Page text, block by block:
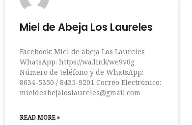
Miel de Abeja Los Laureles
Facebook: Miel de abeja Los Laureles
WhatsApp: https://wa.link/we9v0g
Número de teléfono y de WhatsApp:
8634-5350 / 8435-9201 Correo Electrónico:
mieldeabejaloslaureles@gmail.com
READ MORE »